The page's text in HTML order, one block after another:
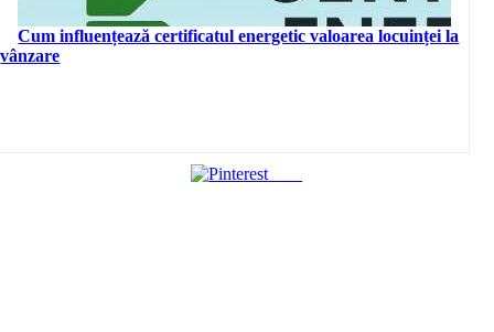
Cum influențează certificatul energetic valoarea locuinței la
vânzare